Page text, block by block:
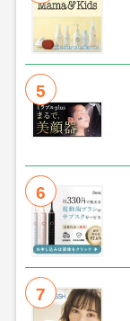
5
6
7